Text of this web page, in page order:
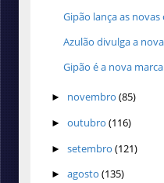
Gipão lança as
Azulão divulga a
Gipão é a nova
► novembro (85)
► outubro (116)
► setembro (121)
► agosto (135)